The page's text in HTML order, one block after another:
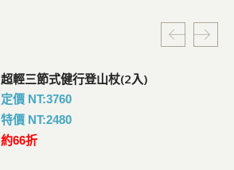
超輕三節式健行登山杖(2入)
定價 NT:3760
特價 NT:2480
約66折